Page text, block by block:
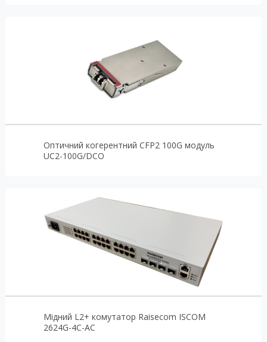
Оптичний когерентний CFP2 100G модуль
UC2-100G/DCO
Мідний L2+ комутатор Raisecom ISCOM
2624G-4C-AC